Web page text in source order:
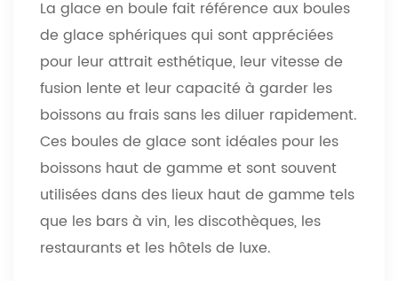
La glace en boule fait référence aux boules
de glace sphériques qui sont appréciées
pour leur attrait esthétique, leur vitesse de
fusion lente et leur capacité à garder les
boissons au frais sans les diluer rapidement.
Ces boules de glace sont idéales pour les
boissons haut de gamme et sont souvent
utilisées dans des lieux haut de gamme tels
que les bars à vin, les discothèques, les
restaurants et les hôtels de luxe.